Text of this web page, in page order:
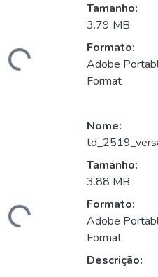
Tamanho:
3.79 MB
Formato:
Adobe
Format
Nome:
Tamanho:
3.88 MB
Formato:
Adobe
Format
Descrição: